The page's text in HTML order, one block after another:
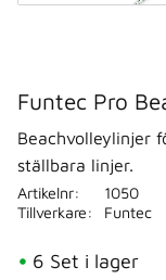
Funtec Pro
Beachvolleylinjer
ställbara linjer.
6 Set i lager
Artikelnr
1050
Tillverkare
Funtec